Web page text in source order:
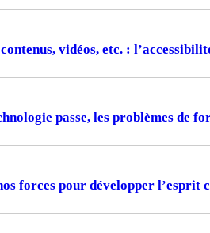
vidéos, etc. :
passe, les problèmes de
forces pour développer l’esprit